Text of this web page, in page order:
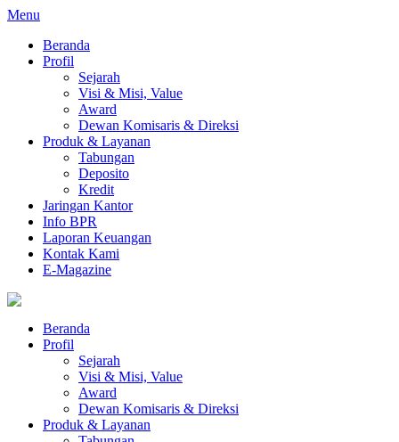
Menu
Beranda
Profil
Sejarah
Visi & Misi, Value
Award
Dewan Komisaris & Direksi
Produk & Layanan
Tabungan
Deposito
Kredit
Jaringan Kantor
Info BPR
Laporan Keuangan
Kontak Kami
E-Magazine
Beranda
Profil
Sejarah
Visi & Misi, Value
Award
Dewan Komisaris & Direksi
Produk & Layanan